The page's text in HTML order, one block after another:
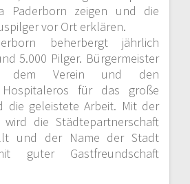
Paderborn zeigen und die
vor Ort erklären.
beherbergt jährlich
5.000 Pilger. Bürgermeister
dem Verein und den
Hospitaleros für das große
die geleistete Arbeit. Mit der
wird die Städtepartnerschaft
und der Name der Stadt
guter Gastfreundschaft